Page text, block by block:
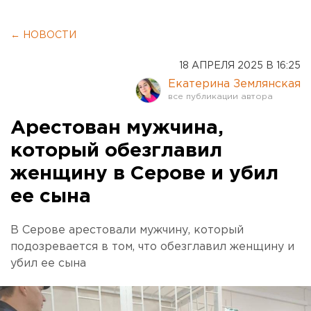
← НОВОСТИ
18 АПРЕЛЯ 2025 В 16:25
Екатерина Землянская
Арестован мужчина,
который обезглавил
женщину в Серове и убил
ее сына
В Серове арестовали мужчину, который
подозревается в том, что обезглавил женщину и
убил ее сына